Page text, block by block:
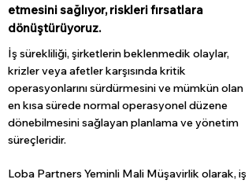
etmesini sağlıyor, riskleri fırsatlara
dönüştürüyoruz.
İş sürekliliği, şirketlerin beklenmedik olaylar,
krizler veya afetler karşısında kritik
operasyonlarını sürdürmesini ve mümkün olan
en kısa sürede normal operasyonel düzene
dönebilmesini sağlayan planlama ve yönetim
süreçleridir.
Loba Partners Yeminli Mali Müşavirlik olarak, iş